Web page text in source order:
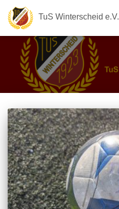
TuS Winterscheid e.V.